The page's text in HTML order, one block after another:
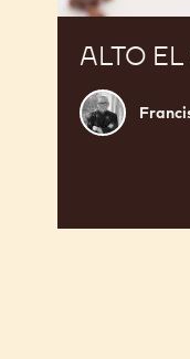
ALTO
Francisco
Migoya